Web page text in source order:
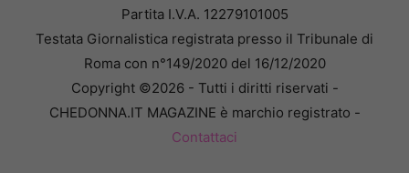
Partita I.V.A. 12279101005
Testata Giornalistica registrata presso il Tribunale di
Roma con n°149/2020 del 16/12/2020
Copyright ©2026 - Tutti i diritti riservati -
CHEDONNA.IT MAGAZINE è marchio registrato -
Contattaci